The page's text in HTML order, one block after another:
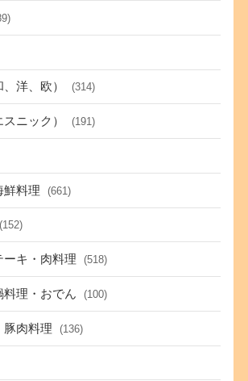
、洋、欧） (314)
スニック） (191)
鮮料理 (661)
(152)
ーキ・肉料理 (518)
料理・おでん (100)
豚肉料理 (136)